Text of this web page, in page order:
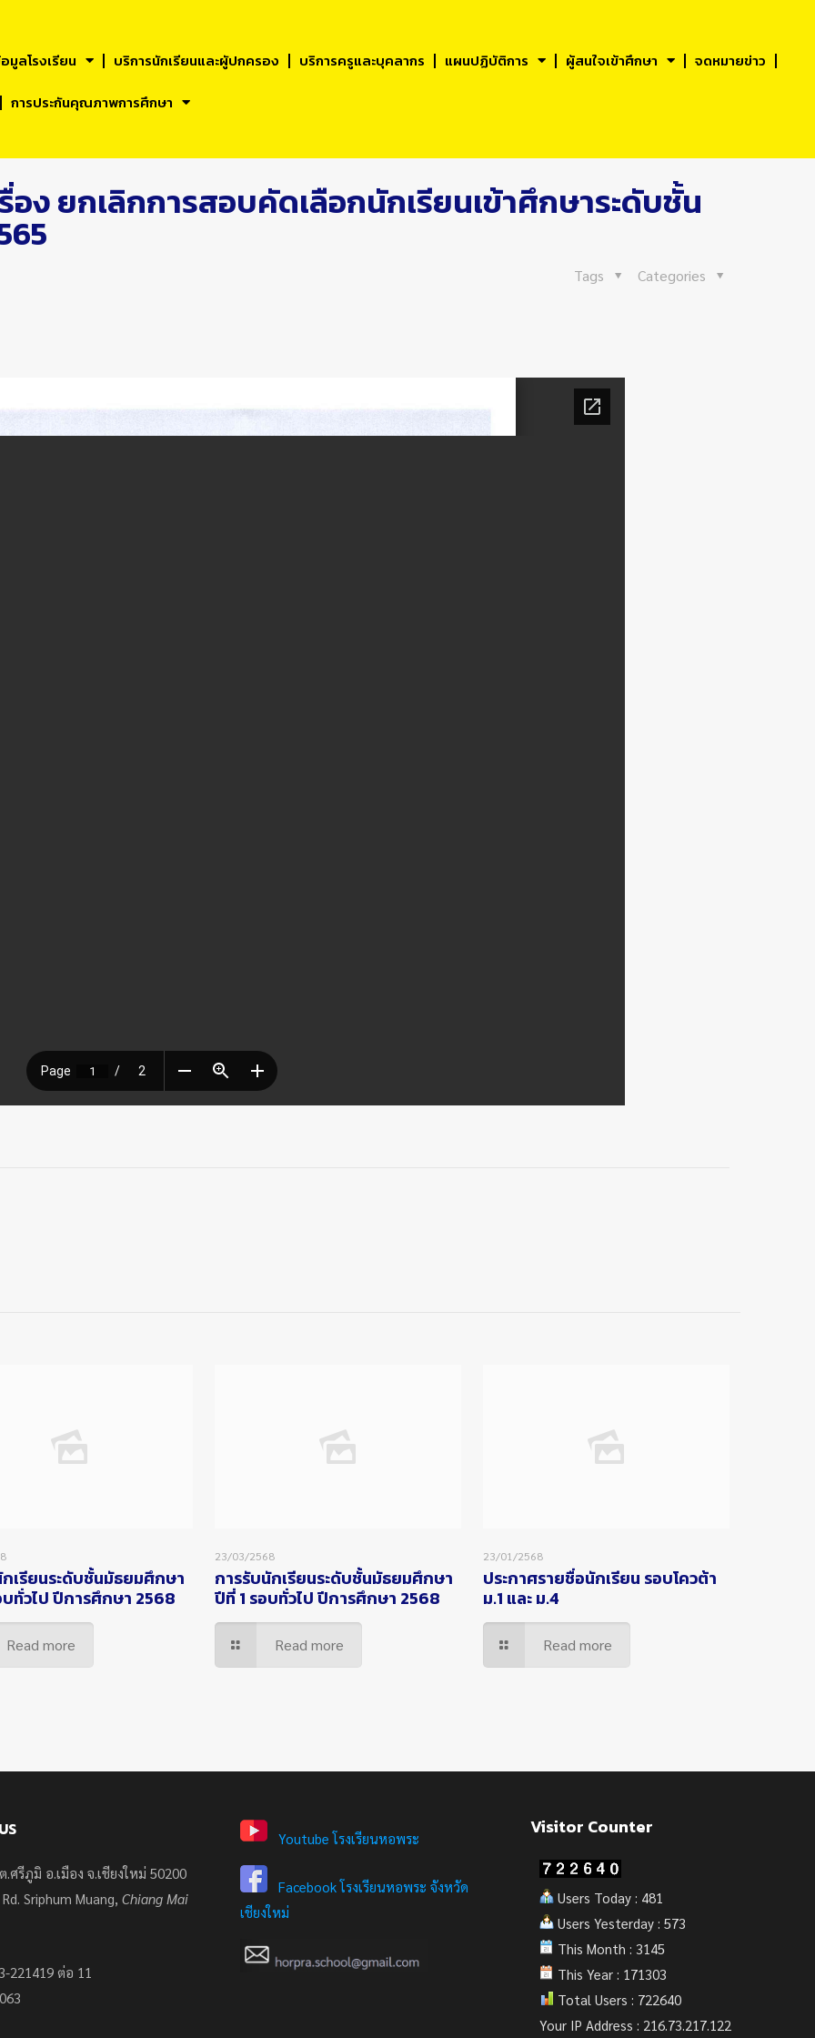
มูลโรงเรียน บริการนักเรียนและผูัปกครอง บริการครูและบุคลากร แผนปฏิบัติการ ผู้สนใจเข้าศึกษา
จดหมายข่าว
การประกันคุณภาพการศึกษา
อง ยกเลิกการสอบคัดเลือกนักเรียนเข้าศึกษาระดับชั้น
Categories
Tags
เรียนระดับชั้นมัธยมศึกษา
ทั่วไป ปีการศึกษา 2568
Read more
23/03/2568
การรับนักเรียนระดับชั้นมัธยมศึกษา
ปีที่ 1 รอบทั่วไป ปีการศึกษา 2568
Read more
23/01/2568
ประกาศรายชื่อนักเรียน รอบโควต้า
ม.1 และ ม.4
Read more
.ศรีภูมิ อ.เมือง จ.เชียงใหม่ 50200
Sriphum Muang,Chiang Mai
221419 ต่อ 11
Youtube โรงเรียนหอพระ
Facebook โรงเรียนหอพระ จังหวัด
เชียงใหม่
Visitor Counter
Users Today : 481
Users Yesterday : 573
This Month : 3145
This Year : 171303
Total Users : 722640
Your IP Address : 216.73.217.122